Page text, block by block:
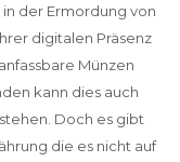
der Ermordung von
digitalen Präsenz
Münzen
kann dies auch
Doch es gibt
die es nicht auf